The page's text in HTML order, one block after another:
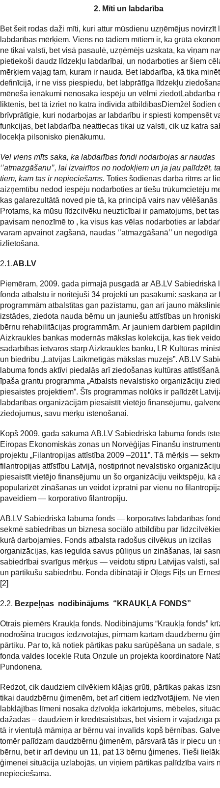
2. Mīti un labdarība
Bet šeit rodas daži mīti, kuri attur mūsdienu uzņēmējus novirzīt
labdarības mērķiem. Viens no tādiem mītiem ir, ka grūtā
ne tikai valstī, bet visā pasaulē, uzņēmējs uzskata, ka viņam
pietiekoši daudz līdzekļu labdarībai, un nodarboties ar šiem
mērķiem vajag tam, kuram ir nauda. Bet labdarība, kā tika
definīcijā, ir ne viss piespiedu, bet labprātīga līdzekļu
mēneša ienākumi nenosaka iespēju un vēlmi ziedotLabdarība
liktenis, bet tā izriet no katra indivīda atbildībasDiemžēl šodien
brīvprātīgie, kuri nodarbojas ar labdarību ir spiesti kompensēt
funkcijas, bet labdarība neattiecas tikai uz valsti, cik uz katra
locekļa pilsonisko pienākumu.
Vel viens mīts saka, ka labdarības fondi nodarbojas ar naudas
‘’atmazgāšanu’’, lai izvairītos no nodokļiem un ja jau palīdzēt,
tiem, kam tas ir nepieciešams. Toties šodienas darba ritms ar
aizņemtību nedod iespēju nodarboties ar tiešu trūkumcietēju
kas galarezultātā noved pie tā, ka principā vairs nav vēlēšanās
Protams, ka mūsu līdzcilvēku neuzticībai ir pamatojums, bet
pavisam nenozīmē to , ka visus kas vēlas nodarboties ar
varam apvainot zagšanā, naudas ‘’atmazgāšanā’’ un
izlietošanā.
2.1.AB.LV
Piemēram, 2009. gada pirmajā pusgadā ar AB.LV Sabiedriskā
fonda atbalstu ir noritējuši 34 projekti un pasākumi: saskaņā ar
programmām atbalstītas gan pazīstamu, gan arī jauno
izstādes, ziedota nauda bērnu un jauniešu attīstības un
bērnu rehabilitācijas programmām. Ar jauniem darbiem
Aizkraukles bankas modernās mākslas kolekcija, kas tiek
sadarbības ietvaros starp Aizkraukles banku, LR Kultūras
un biedrību „Latvijas Laikmetīgās mākslas muzejs”. AB.LV
labuma fonds aktīvi piedalās arī ziedošanas kultūras
īpaša grantu programma „Atbalsts nevalstisko organizāciju
piesaistes projektiem”. Šīs programmas nolūks ir palīdzēt
labdarības organizācijām piesaistīt vietējo finansējumu,
ziedojumus, savu mērķu īstenošanai.
Kopš 2009. gada sākumā AB.LV Sabiedriskā labuma fonds
Eiropas Ekonomiskās zonas un Norvēģijas Finanšu
projektu „Filantropijas attīstība 2009 –2011”. Tā mērķis —
filantropijas attīstību Latvijā, nostiprinot nevalstisko
piesaistīt vietējo finansējumu un šo organizāciju veiktspēju, kā
popularizēt zināšanas un veidot izpratni par vienu no
paveidiem — korporatīvo filantropiju.
AB.LV Sabiedriskā labuma fonds — korporatīvs labdarības
sekmē sabiedrības un biznesa sociālo atbildību par
kurā darbojamies. Fonds atbalsta radošus cilvēkus un izcilas
organizācijas, kas iegulda savus pūliņus un zināšanas, lai
sabiedrībai svarīgus mērķus — veidotu stipru Latvijas valsti,
un pārtikušu sabiedrību. Fonda dibinātāji ir Oļegs Fiļs un
[2]
2.2. Bezpeļņas nodibinājums “KRAUKĻA FONDS”
Otrais piemērs Kraukļa fonds. Nodibinājums “Kraukļa fonds”
nodrošina trūcīgos iedzīvotājus, pirmām kārtām daudzbērnu
pārtiku. Par to, kā notiek pārtikas paku sarūpēšana un sadale,
fonda valdes locekle Ruta Onzule un projekta koordinatore
Pundonena.
Redzot, cik daudziem cilvēkiem klājas grūti, pārtikas pakas
tikai daudzbērnu ģimenēm, bet arī citiem iedzīvotājiem. Ne
labklājības līmeni nosaka dzīvokļa iekārtojums, mēbeles,
dažādas – daudziem ir kredītsaistības, bet visiem ir vajadzīga
tā ir vientuļā māmiņa ar bērnu vai invalīds kopš bērnības.
tomēr palīdzam daudzbērnu ģimenēm, pārsvarā tās ir piecu un
bērnu, bet ir arī deviņu un 11, pat 13 bērnu ģimenes. Tieši
ģimenei situācija uzlabojās, un viņiem pārtikas palīdzība vairs
nepieciešama.